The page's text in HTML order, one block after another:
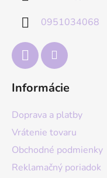
0951034068
Informácie
Doprava a platby
Vrátenie tovaru
Obchodné podmienky
Reklamačný poriadok